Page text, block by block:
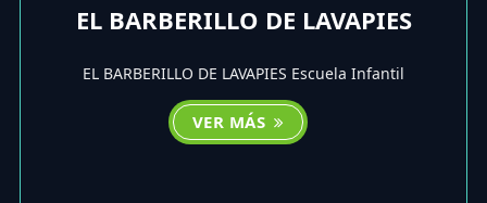
EL BARBERILLO DE LAVAPIES
EL BARBERILLO DE LAVAPIES Escuela Infantil
VER MÁS